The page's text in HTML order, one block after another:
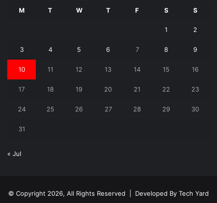
M T W T F S S
1 2
3 4 5 6 7 8 9
10 11 12 13 14 15 16
17 18 19 20 21 22 23
24 25 26 27 28 29 30
31
« Jul
© Copyright 2026, All Rights Reserved | Developed By Tech Yard